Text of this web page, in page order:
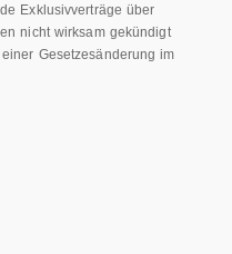
Exklusivverträge über
nicht wirksam gekündigt
Gesetzesänderung im